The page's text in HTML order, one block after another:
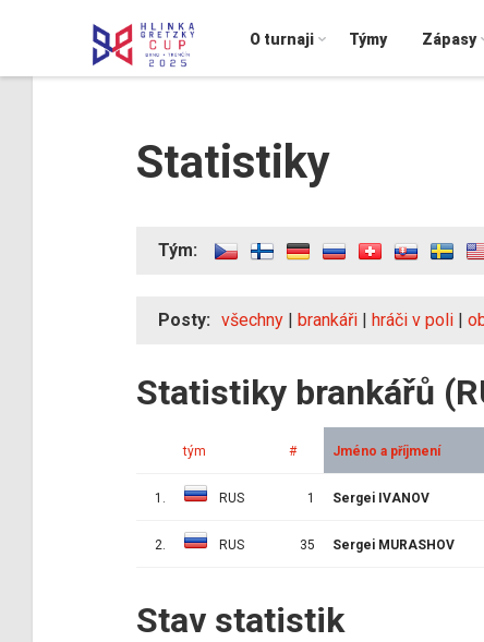
O turnaji Týmy Zápasy
Statistiky
Tým:
Posty: všechny | brankáři | hráči v poli |
Statistiky brankářů
tým # Jméno a příjmení
1. RUS 1 Sergei IVANOV
2. RUS 35 Sergei MURASHOV
Stav statistik